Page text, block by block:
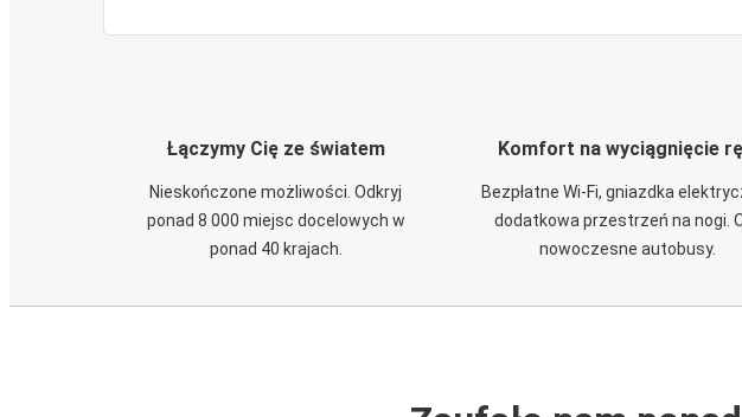
Łączymy Cię ze światem
Nieskończone możliwości. Odkryj
ponad 8 000 miejsc docelowych w
ponad 40 krajach.
Komfort na wyciągnięcie
Bezpłatne Wi-Fi, gniazdka
dodatkowa przestrzeń na nogi.
nowoczesne autobusy.